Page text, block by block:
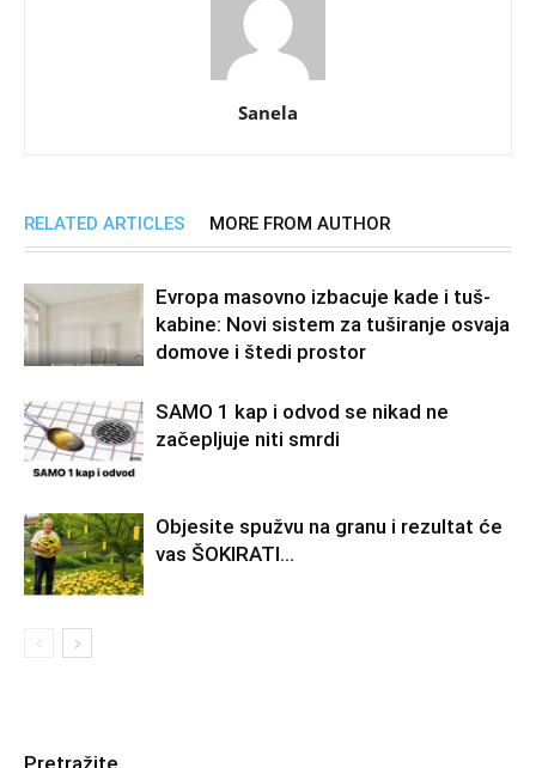
Sanela
RELATED ARTICLES MORE FROM AUTHOR
Evropa masovno izbacuje kade i tuš-
kabine: Novi sistem za tuširanje osvaja
domove i štedi prostor
SAMO 1 kap i odvod se nikad ne
začepljuje niti smrdi
Objesite spužvu na granu i rezultat će
vas ŠOKIRATI…
Pretražite